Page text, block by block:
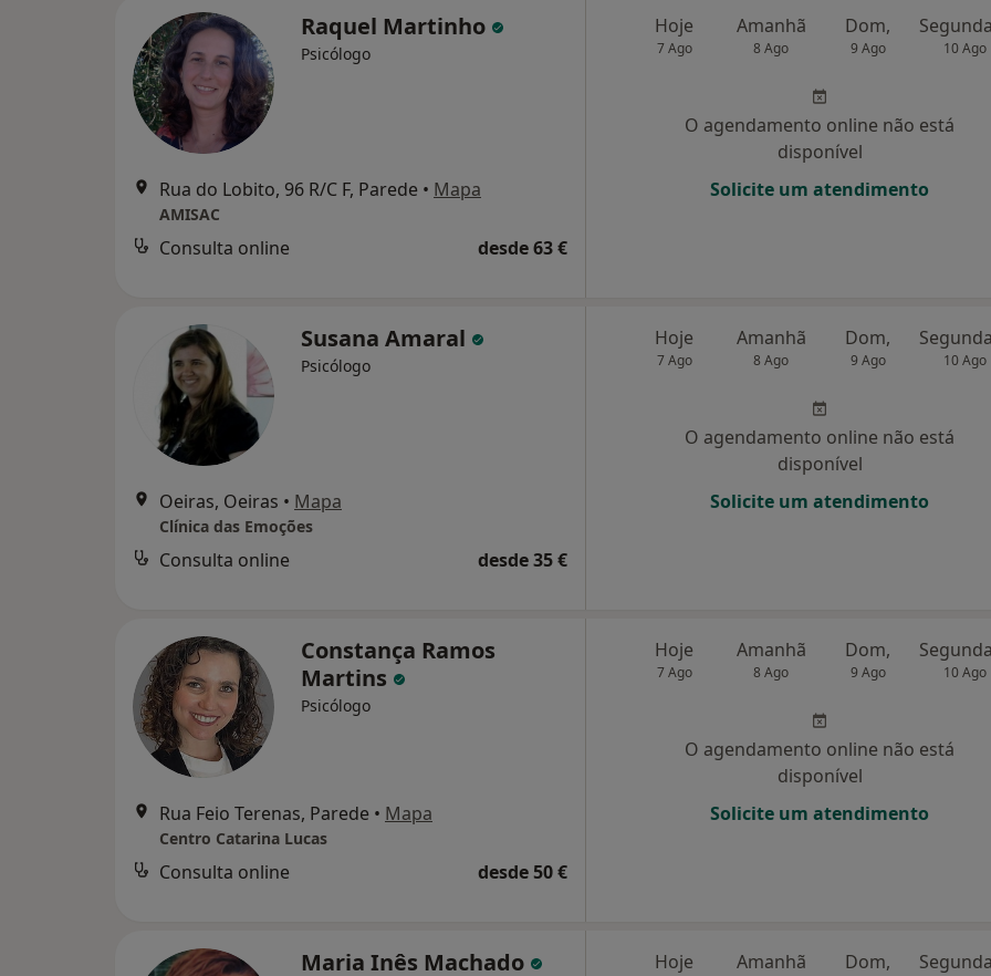
Raquel Martinho
Psicólogo
Rua do Lobito, 96 R/C F, Parede • Mapa
AMISAC
Consulta online desde 63 €
Hoje
7 Ago
Amanhã
8 Ago
Dom,
9 Ago 10 Ago
O agendamento online não está
disponível
Solicite um atendimento
Susana Amaral
Psicólogo
Oeiras, Oeiras • Mapa
Clínica das Emoções
Consulta online desde 35 €
Hoje
7 Ago
Amanhã
8 Ago
Dom,
9 Ago 10 Ago
O agendamento online não está
disponível
Solicite um atendimento
Constança Ramos
Martins
Psicólogo
Rua Feio Terenas, Parede • Mapa
Centro Catarina Lucas
Consulta online desde 50 €
Hoje
7 Ago
Amanhã
8 Ago
Dom,
9 Ago 10 Ago
O agendamento online não está
disponível
Solicite um atendimento
Maria Inês Machado Hoje Amanhã Dom,